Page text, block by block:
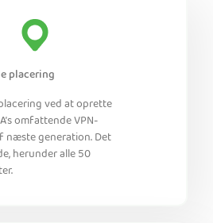
placering
ved at oprette
omfattende VPN-
generation. Det
herunder alle 50